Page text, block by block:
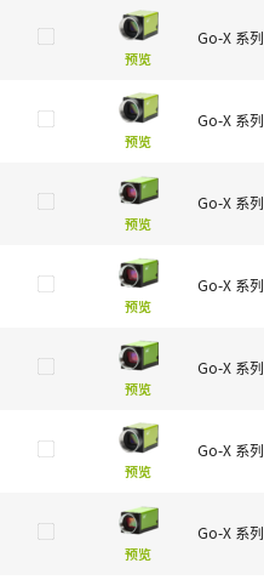
预览
Go-X 系列
预览
Go-X 系列
预览
Go-X 系列
预览
Go-X 系列
预览
Go-X 系列
预览
Go-X 系列
预览
Go-X 系列